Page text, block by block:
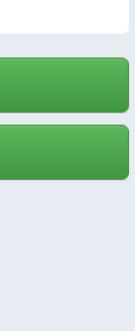
речь
—
больше